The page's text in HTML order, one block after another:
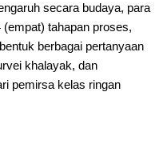
secara budaya, para
tahapan proses,
berbagai pertanyaan
khalayak, dan
pemirsa kelas ringan